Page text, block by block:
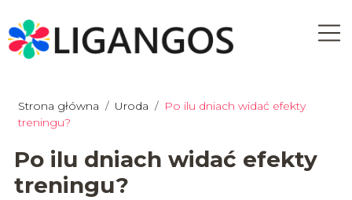
Strona główna / Uroda / Po ilu dniach widać efekty
treningu?
Po ilu dniach widać efekty
treningu?